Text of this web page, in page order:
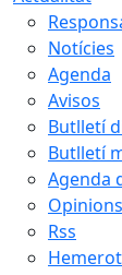
Notícies
Agenda
Avisos
Butlletí
Butlletí
Agenda
Rss